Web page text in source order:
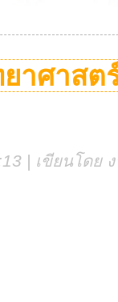
าศาสต
| เขียนโดย